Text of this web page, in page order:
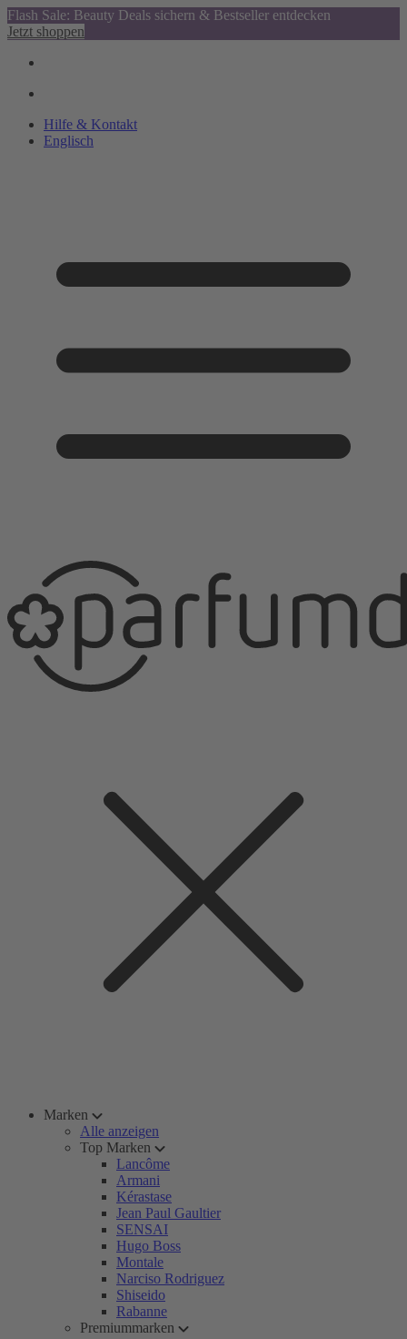
Flash Sale: Beauty Deals sichern & Bestseller entdecken
Jetzt shoppen
Hilfe & Kontakt
Englisch
Marken
Alle anzeigen
Top Marken
Lancôme
Armani
Kérastase
Jean Paul Gaultier
SENSAI
Hugo Boss
Montale
Narciso Rodriguez
Shiseido
Rabanne
Premiummarken